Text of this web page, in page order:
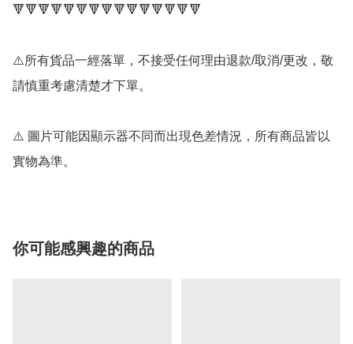
🔻🔻🔻🔻🔻🔻🔻🔻🔻🔻🔻🔻🔻🔻🔻
⚠️所有貨品一經落單，不接受任何理由退款/取消/更改，敬
請慎重考慮清楚才下單。
⚠️ 圖片可能因顯示器不同而出現色差情況，所有商品皆以
實物為準。
你可能感興趣的商品